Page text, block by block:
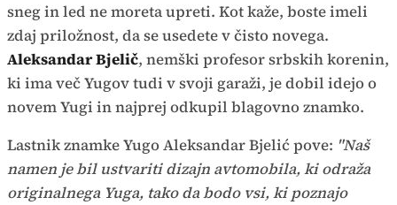
sneg in led ne moreta upreti. Kot kaže, boste imeli
zdaj priložnost, da se usedete v čisto novega.
Aleksandar Bjelič, nemški profesor srbskih korenin,
ki ima več Yugov tudi v svoji garaži, je dobil idejo o
novem Yugi in najprej odkupil blagovno znamko.
Lastnik znamke Yugo Aleksandar Bjelić pove: "Naš
namen je bil ustvariti dizajn avtomobila, ki odraža
originalnega Yuga, tako da bodo vsi, ki poznajo